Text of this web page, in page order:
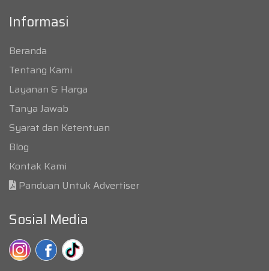
Informasi
Beranda
Tentang Kami
Layanan & Harga
Tanya Jawab
Syarat dan Ketentuan
Blog
Kontak Kami
Panduan Untuk Advertiser
Sosial Media